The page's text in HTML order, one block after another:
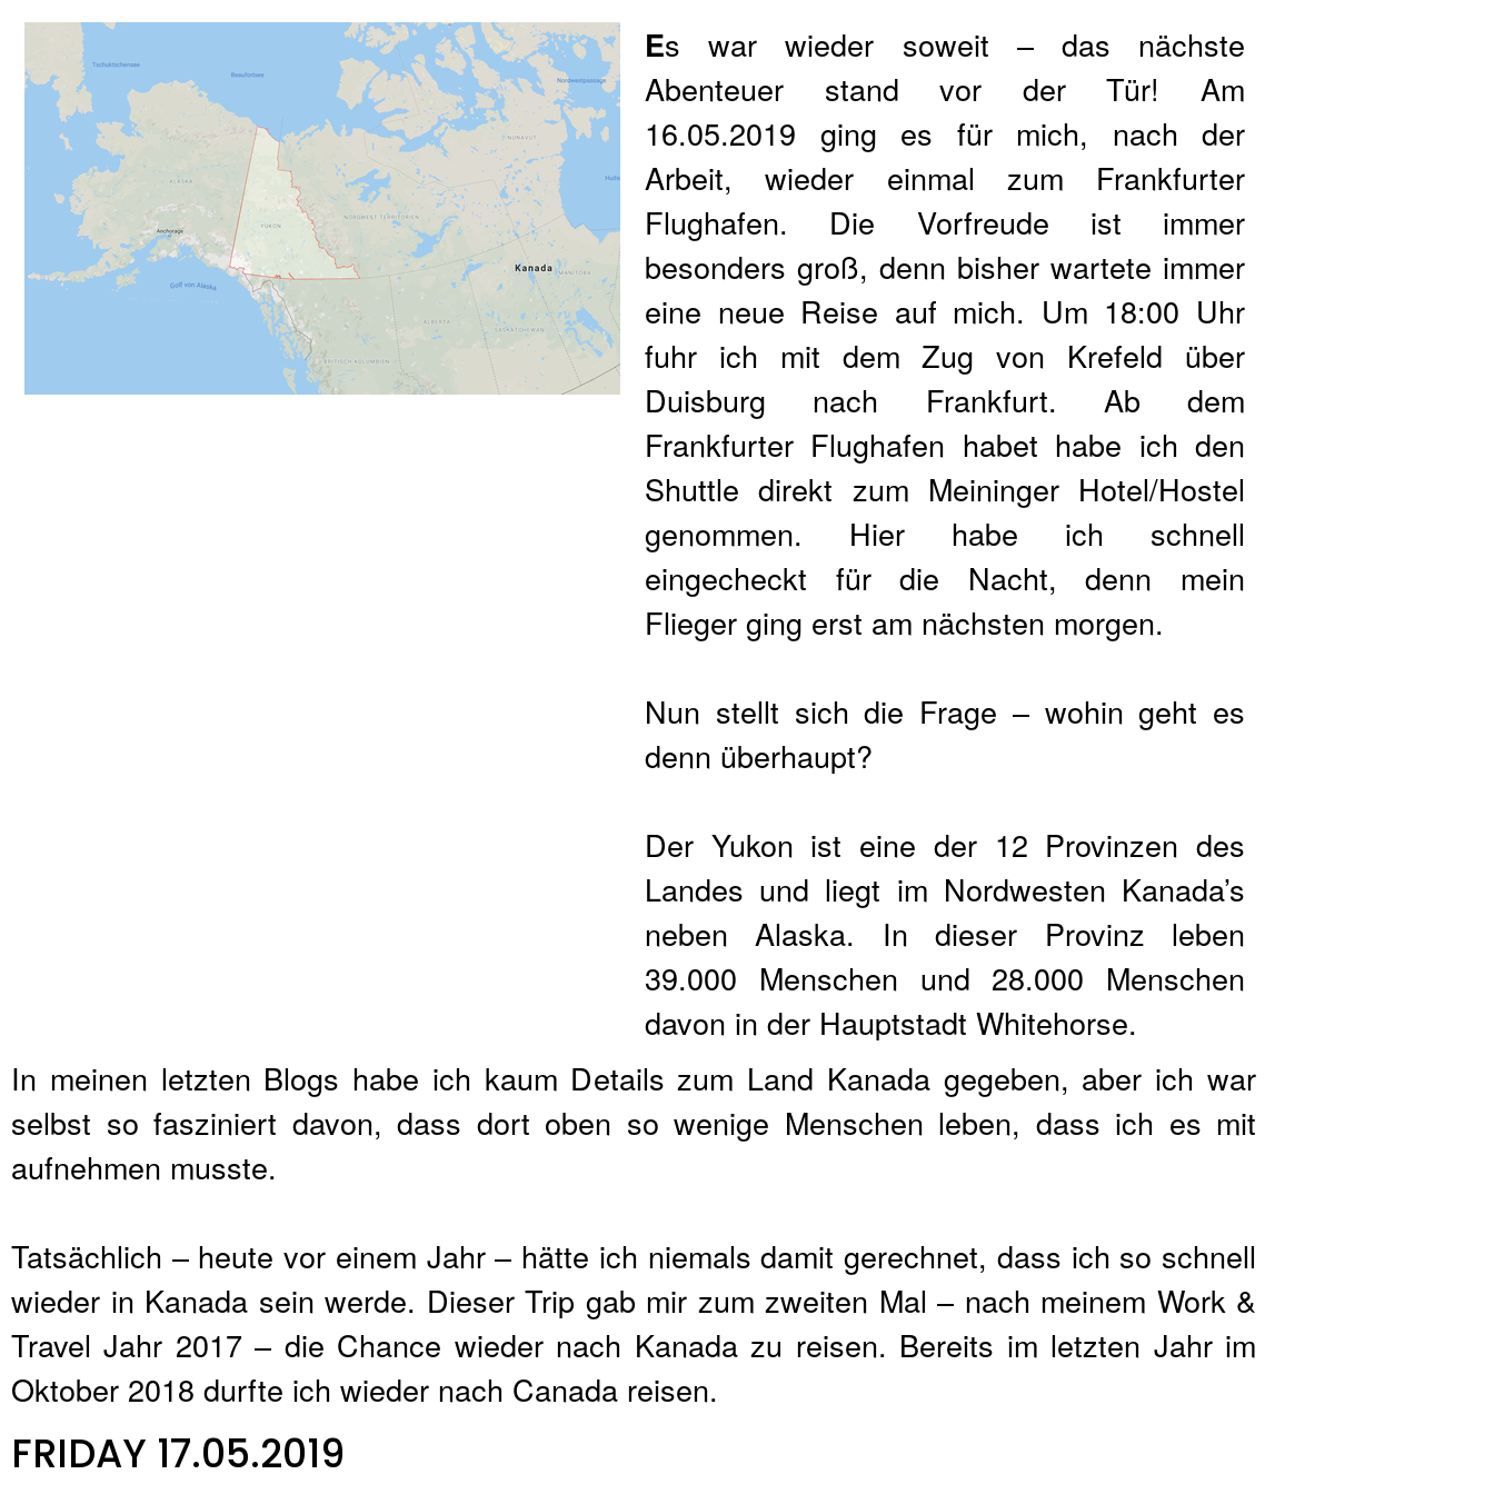
Es war wieder soweit – das nächste
Abenteuer stand vor der Tür! Am
16.05.2019 ging es für mich, nach der
Arbeit, wieder einmal zum Frankfurter
Flughafen. Die Vorfreude ist immer
besonders groß, denn bisher wartete immer
eine neue Reise auf mich. Um 18:00 Uhr
fuhr ich mit dem Zug von Krefeld über
Duisburg nach Frankfurt. Ab dem
Frankfurter Flughafen habet habe ich den
Shuttle direkt zum Meininger Hotel/Hostel
genommen. Hier habe ich schnell
eingecheckt für die Nacht, denn mein
Flieger ging erst am nächsten morgen.
Nun stellt sich die Frage – wohin geht es
denn überhaupt?
Der Yukon ist eine der 12 Provinzen des
Landes und liegt im Nordwesten Kanada’s
neben Alaska. In dieser Provinz leben
39.000 Menschen und 28.000 Menschen
davon in der Hauptstadt Whitehorse.
In meinen letzten Blogs habe ich kaum Details zum Land Kanada gegeben, aber ich war
selbst so fasziniert davon, dass dort oben so wenige Menschen leben, dass ich es mit
aufnehmen musste.
Tatsächlich – heute vor einem Jahr – hätte ich niemals damit gerechnet, dass ich so schnell
wieder in Kanada sein werde. Dieser Trip gab mir zum zweiten Mal – nach meinem Work &
Travel Jahr 2017 – die Chance wieder nach Kanada zu reisen. Bereits im letzten Jahr im
Oktober 2018 durfte ich wieder nach Canada reisen.
FRIDAY 17.05.2019